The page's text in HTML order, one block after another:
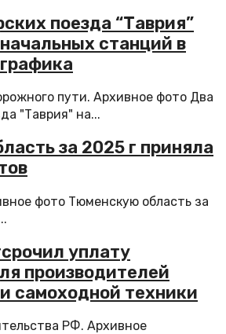
поезда “Таврия”
станций в
пути. Архивное фото Два
"Таврия" на...
за 2025 г приняла
фото Тюменскую область за
уплату
производителей
самоходной техники
РФ. Архивное